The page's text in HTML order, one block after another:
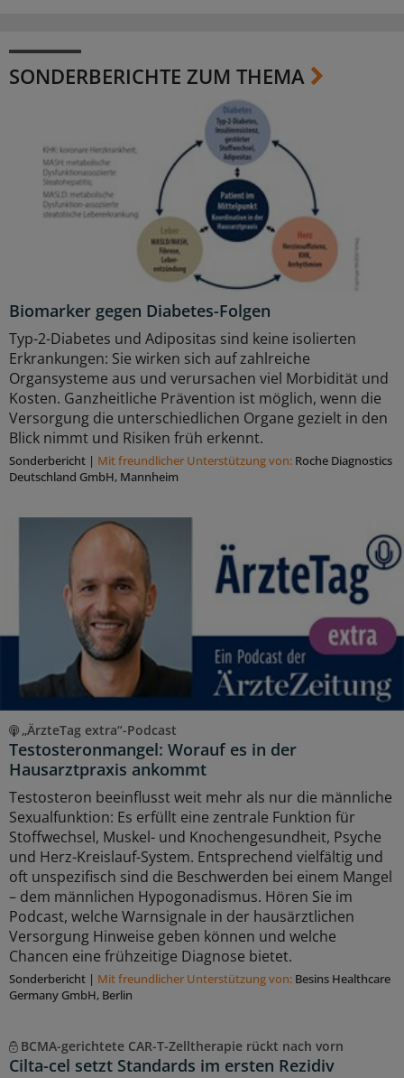
SONDERBERICHTE ZUM THEMA
Biomarker gegen Diabetes-Folgen
Typ-2-Diabetes und Adipositas sind keine isolierten
Erkrankungen: Sie wirken sich auf zahlreiche
Organsysteme aus und verursachen viel Morbidität und
Kosten. Ganzheitliche Prävention ist möglich, wenn die
Versorgung die unterschiedlichen Organe gezielt in den
Blick nimmt und Risiken früh erkennt.
Sonderbericht | Mit freundlicher Unterstützung von: Roche Diagnostics
Deutschland GmbH, Mannheim
„ÄrzteTag extra“-Podcast
Testosteronmangel: Worauf es in der
Hausarztpraxis ankommt
Testosteron beeinflusst weit mehr als nur die männliche
Sexualfunktion: Es erfüllt eine zentrale Funktion für
Stoffwechsel, Muskel- und Knochengesundheit, Psyche
und Herz-Kreislauf-System. Entsprechend vielfältig und
oft unspezifisch sind die Beschwerden bei einem Mangel
– dem männlichen Hypogonadismus. Hören Sie im
Podcast, welche Warnsignale in der hausärztlichen
Versorgung Hinweise geben können und welche
Chancen eine frühzeitige Diagnose bietet.
Sonderbericht | Mit freundlicher Unterstützung von: Besins Healthcare
Germany GmbH, Berlin
BCMA-gerichtete CAR-T-Zelltherapie rückt nach vorn
Cilta-cel setzt Standards im ersten Rezidiv